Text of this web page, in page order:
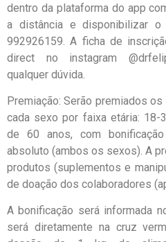
dentro da plataforma do app
a distância e disponibilizar
992926159. A ficha de
direct no instagram
qualquer dúvida.
Premiação: Serão premiados
cada sexo por faixa etária: 18-
de 60 anos, com
absoluto (ambos os sexos). A
produtos (suplementos e
de doação dos colaboradores
A bonificação será informada
será diretamente na cruz